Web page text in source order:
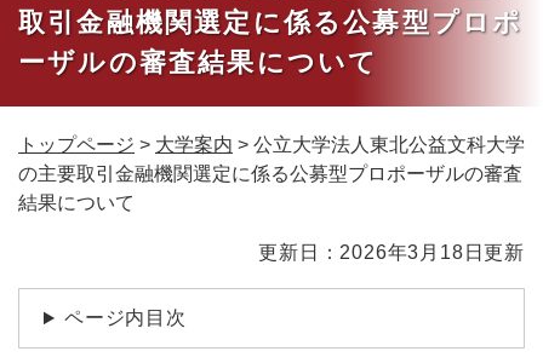
取引金融機関選定に係る公募型プロポ
ーザルの審査結果について
トップページ > 大学案内 > 公立大学法人東北公益文科大学
の主要取引金融機関選定に係る公募型プロポーザルの審査
結果について
文
更新日：2026年3月18日更新
ページ内目次